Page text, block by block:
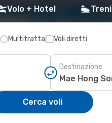
Volo + Hotel Treni
Multitratta Voli diretti
Destinazione
Cerca voli